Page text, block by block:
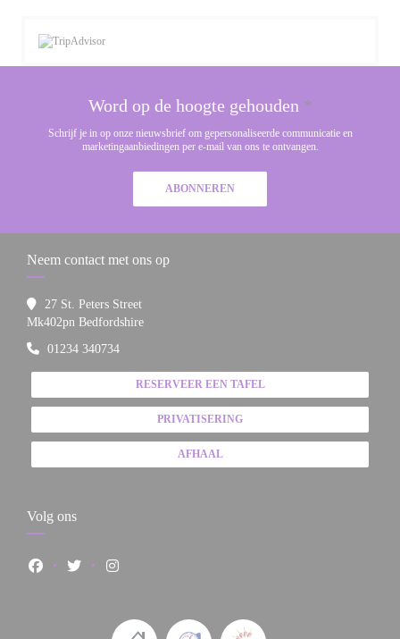
Word op de hoogte gehouden *
Schrijf je in op onze nieuwsbrief om gepersonaliseerde communicatie en
marketingaanbiedingen per e-mail van ons te ontvangen.
ABONNEREN
Neem contact met ons op
27 St. Peters Street
Mk402pn Bedfordshire((opent in een nieuw venster))
01234 340734
RESERVEER EEN TAFEL
PRIVATISERING
AFHAAL
Volg ons
Facebook ((opent in een nieuw venster))
Twitter ((opent in een nieuw venster))
Instagram ((opent in een nieuw venster))